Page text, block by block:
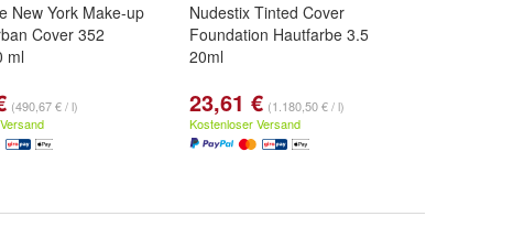
New York Make-up
Cover 352
ml
(490,67 € / l)
Nudestix Tinted Cover
Foundation Hautfarbe 3.5
20ml
23,61 € (1.180,50 € / l)
Kostenloser Versand